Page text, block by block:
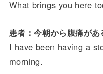
What brings you here
患者：今朝から腹痛があ
I have been having a
morning.